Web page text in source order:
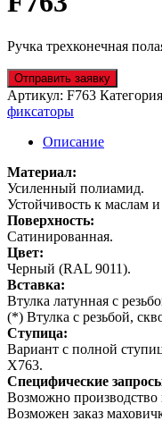
Ручка трехконечная
Отправить заявку
Артикул: F763
фиксаторы
Описание
Материал:
Усиленный полиамид.
Устойчивость к маслам
Поверхность:
Сатинированная.
Цвет:
Черный (RAL 9011).
Вставка:
Втулка латунная с
(*) Втулка с резьбой,
Ступица:
Вариант с полной
Х763.
Специфические
Возможно производство
Возможен заказ